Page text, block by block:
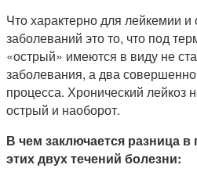
Что характерно для лейкемии и
заболеваний это то, что под
«острый» имеются в виду не
заболевания, а два
процесса. Хронический лейкоз
острый и наоборот.
В чем заключается разница
этих двух течений болезни: